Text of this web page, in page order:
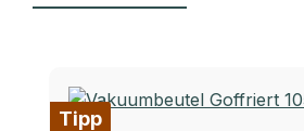
Tipp